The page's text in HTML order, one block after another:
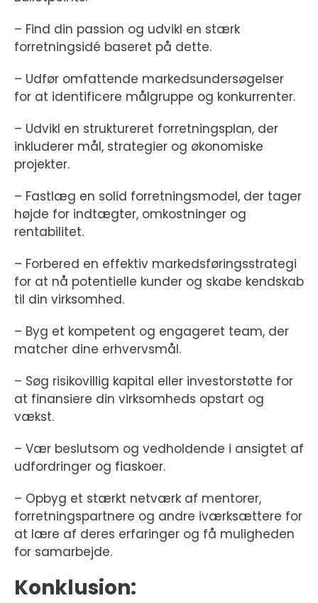
– Find din passion og udvikl en stærk
forretningsidé baseret på dette.
– Udfør omfattende markedsundersøgelser
for at identificere målgruppe og konkurrenter.
– Udvikl en struktureret forretningsplan, der
inkluderer mål, strategier og økonomiske
projekter.
– Fastlæg en solid forretningsmodel, der tager
højde for indtægter, omkostninger og
rentabilitet.
– Forbered en effektiv markedsføringsstrategi
for at nå potentielle kunder og skabe kendskab
til din virksomhed.
– Byg et kompetent og engageret team, der
matcher dine erhvervsmål.
– Søg risikovillig kapital eller investorstøtte for
at finansiere din virksomheds opstart og
vækst.
– Vær beslutsom og vedholdende i ansigtet af
udfordringer og fiaskoer.
– Opbyg et stærkt netværk af mentorer,
forretningspartnere og andre iværksættere for
at lære af deres erfaringer og få muligheden
for samarbejde.
Konklusion: